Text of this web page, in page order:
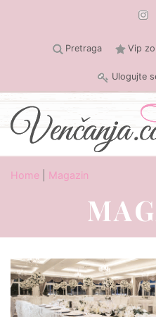
Pretraga Vip
Ulogujte
Home Magazin